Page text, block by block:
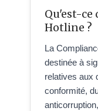
Qu'est-ce
Hotline ?
La
destinée à
relatives aux
conformité,